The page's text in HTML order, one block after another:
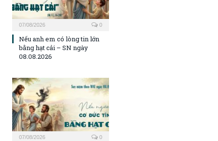
07/08/2026 0
Nếu anh em có lòng tin lớn
bằng hạt cải – SN ngày
08.08.2026
07/08/2026 0